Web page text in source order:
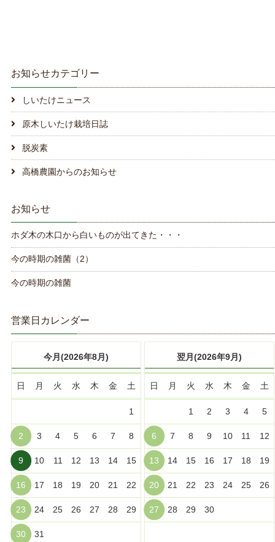
お知らせカテゴリー
しいたけニュース
原木しいたけ栽培日誌
脱炭素
高橋農園からのお知らせ
お知らせ
ホダ木の木口から白いものが出てきた・・・
今の時期の雑菌（2）
今の時期の雑菌
営業日カレンダー
今月(2026年8月)
日 月 火 水 木 金 土
1
2 3 4 5 6 7 8
9 10 11 12 13 14 15
16 17 18 19 20 21 22
23 24 25 26 27 28 29
30 31
翌月(2026年9月)
日 月 火 水 木 金 土
1 2 3 4 5
6 7 8 9 10 11 12
13 14 15 16 17 18 19
20 21 22 23 24 25 26
27 28 29 30